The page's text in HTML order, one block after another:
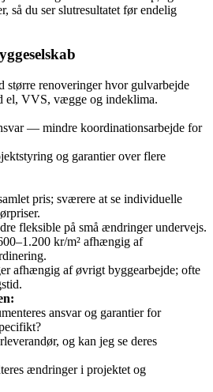
så du ser slutresultatet før endelig
større renoveringer hvor gulvarbejde
el, VVS, vægge og indeklima.
— mindre koordinationsarbejde for
og garantier over flere
pris; sværere at se individuelle
fleksible på små ændringer undervejs.
kr/m² afhængig af
afhængig af øvrigt byggearbejde; ofte
ansvar og garantier for
og kan jeg se deres
ændringer i projektet og